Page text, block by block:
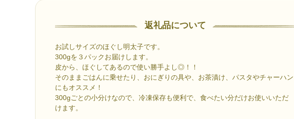
返礼品について
お試しサイズのほぐし明太子です。
300gを３パックお届けします。
皮から、ほぐしてあるので使い勝手よし◎！！
そのままごはんに乗せたり、おにぎりの具や、お茶漬け、パスタやチャーハン
にもオススメ！
300gごとの小分けなので、冷凍保存も便利で、食べたい分だけお使いいただ
けます。